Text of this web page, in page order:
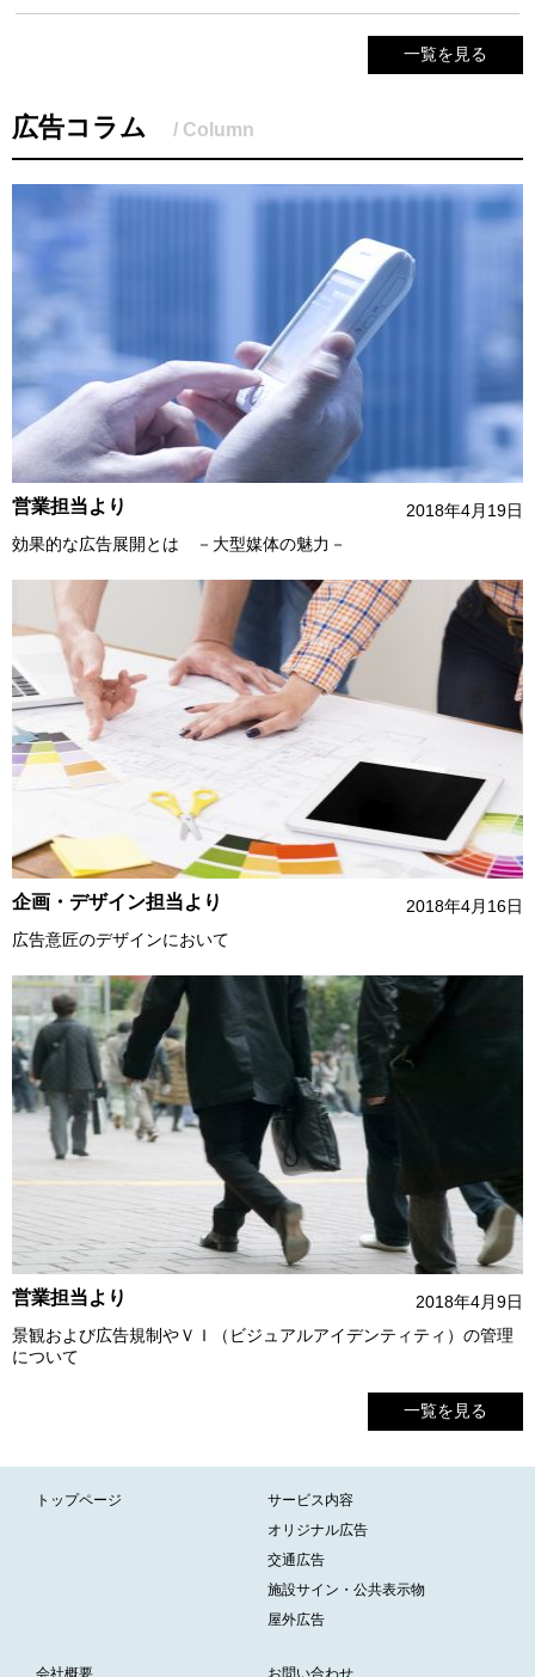
一覧を見る
広告コラム / Column
営業担当より
2018年4月19日
効果的な広告展開とは －大型媒体の魅力－
企画・デザイン担当より
2018年4月16日
広告意匠のデザインにおいて
営業担当より
2018年4月9日
景観および広告規制やＶＩ（ビジュアルアイデンティティ）の管理
について
一覧を見る
トップページ
サービス内容
オリジナル広告
交通広告
施設サイン・公共表示物
屋外広告
会社概要 お問い合わせ